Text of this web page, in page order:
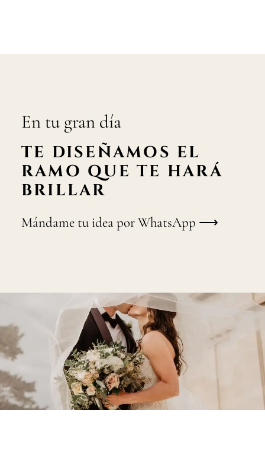
En tu gran día
TE DISEÑAMOS EL
RAMO QUE TE HARÁ
BRILLAR
Mándame tu idea por WhatsApp ⟶